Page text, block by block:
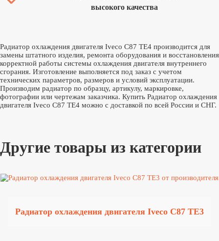
высокого качества
Радиатор охлаждения двигателя Iveco C87 TE4 производится для
замены штатного изделия, ремонта оборудования и восстановления
корректной работы системы охлаждения двигателя внутреннего
сгорания. Изготовление выполняется под заказ с учетом
технических параметров, размеров и условий эксплуатации.
Производим радиатор по образцу, артикулу, маркировке,
фотографии или чертежам заказчика. Купить Радиатор охлаждения
двигателя Iveco C87 TE4 можно с доставкой по всей России и СНГ.
Другие товары из категории
Радиатор охлаждения двигателя Iveco C87 TE3